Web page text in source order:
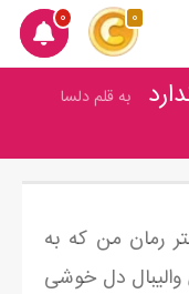
0 0
به قلم دلسا
رمان من که به
والیبال دل خوشی